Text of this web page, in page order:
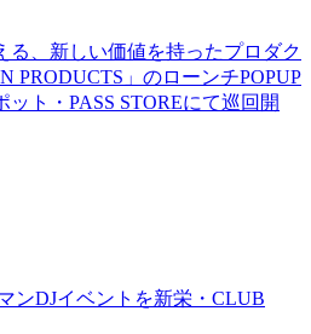
る、新しい価値を持ったプロダク
PRODUCTS」のローンチPOPUP
ト・PASS STOREにて巡回開
ンDJイベントを新栄・CLUB